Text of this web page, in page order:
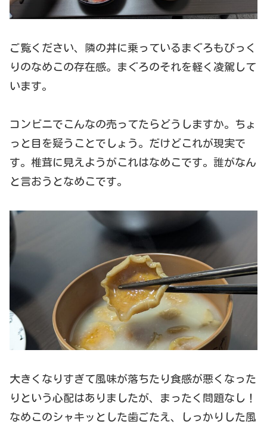
ご覧ください、隣の丼に乗っているまぐろもびっく
りのなめこの存在感。まぐろのそれを軽く凌駕して
います。
コンビニでこんなの売ってたらどうしますか。ちょ
っと目を疑うことでしょう。だけどこれが現実で
す。椎茸に見えようがこれはなめこです。誰がなん
と言おうとなめこです。
大きくなりすぎて風味が落ちたり食感が悪くなった
りという心配はありましたが、まったく問題なし！
なめこのシャキッとした歯ごたえ、しっかりした風